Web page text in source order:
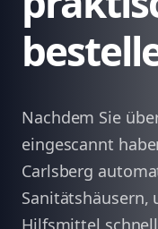
Nachdem Sie
eingescannt
Carlsberg
Sanitätshäusern,
Hilfsmittel